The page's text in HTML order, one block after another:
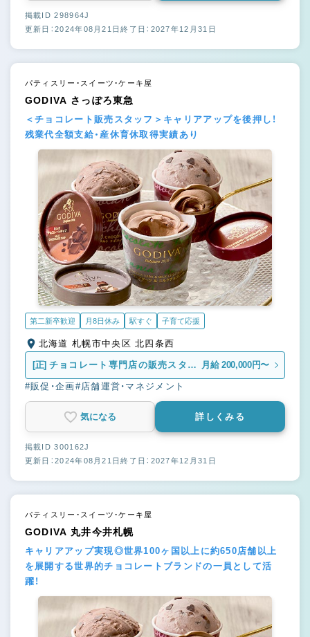
掲載ID 298964J
更新日：2024年08月21日終了日：2027年12月31日
パティスリー・スイーツ・ケーキ屋
GODIVA さっぽろ東急
＜チョコレート販売スタッフ＞キャリアアップを後押し！
残業代全額支給・産休育休取得実績あり
第二新卒歓迎 月8日休み 駅すぐ 子育て応援
北海道 札幌市中央区 北四条西
[正] チョコレート専門店の販売スタッ
フ
月給 200,000円〜
#販促・企画#店舗運営・マネジメント
気になる 詳しくみる
掲載ID 300162J
更新日：2024年08月21日終了日：2027年12月31日
パティスリー・スイーツ・ケーキ屋
GODIVA 丸井今井札幌
キャリアアップ実現◎世界100ヶ国以上に約650店舗以上
を展開する世界的チョコレートブランドの一員として活
躍！